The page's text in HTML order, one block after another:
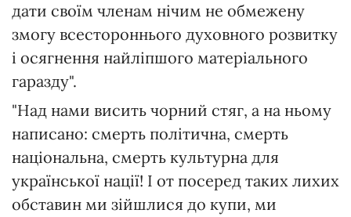
дати своїм членам нічим не обмежену
змогу всестороннього духовного розвитку
і осягнення найліпшого матеріального
гаразду".
"Над нами висить чорний стяг, а на ньому
написано: смерть політична, смерть
національна, смерть культурна для
української нації! І от посеред таких лихих
обставин ми зійшлися до купи, ми